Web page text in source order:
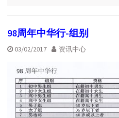
98周年中华行-组别
03/02/2017 资讯中心